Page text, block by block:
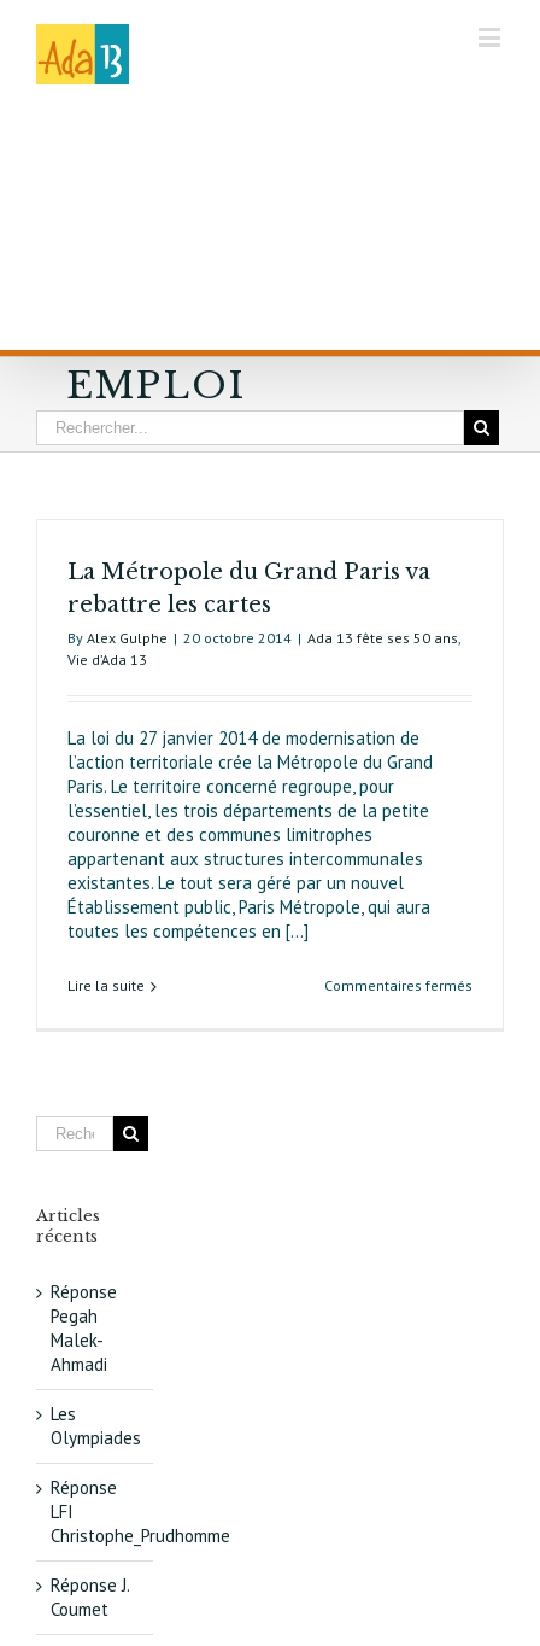
EMPLOI
La Métropole du Grand Paris va
rebattre les cartes
By Alex Gulphe | 20 octobre 2014 | Ada 13 fête ses 50 ans,
Vie d’Ada 13
La loi du 27 janvier 2014 de modernisation de
l’action territoriale crée la Métropole du Grand
Paris. Le territoire concerné regroupe, pour
l’essentiel, les trois départements de la petite
couronne et des communes limitrophes
appartenant aux structu­res intercommunales
existantes. Le tout sera géré par un nouvel
Établissement public, Paris Métropole, qui aura
toutes les compétences en [...]
Lire la suite Commentaires fermés
Articles
récents
Réponse
Pegah
Malek-
Ahmadi
Les
Olympiades
Réponse
LFI
Christophe_Prudhomme
Réponse J.
Coumet